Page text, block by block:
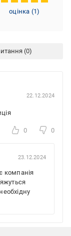
оцінка (1)
22.12.2024
0 0
23.12.2024
компанія